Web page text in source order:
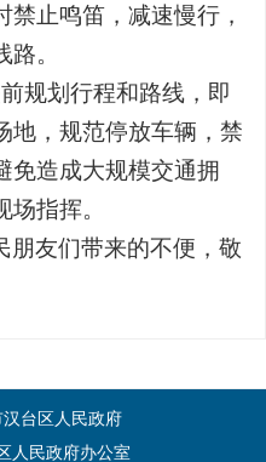
止鸣笛，减速慢行，
。
规划行程和路线，即
地，规范停放车辆，禁
免造成大规模交通拥
指挥。
朋友们带来的不便，敬
台区人民政府
人民政府办公室